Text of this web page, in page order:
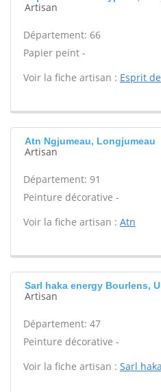
Artisan
Département: 66
Papier peint -
Voir la fiche artisan : Esprit
Atn Ngjumeau, Longjumeau
Artisan
Département: 91
Peinture décorative -
Voir la fiche artisan : Atn
Sarl haka energy Bourlens,
Artisan
Département: 47
Peinture décorative -
Voir la fiche artisan : Sarl